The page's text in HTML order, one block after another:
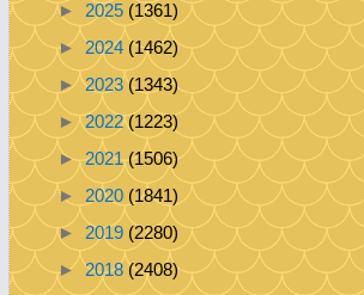
► 2025 (1361)
► 2024 (1462)
► 2023 (1343)
► 2022 (1223)
► 2021 (1506)
► 2020 (1841)
► 2019 (2280)
► 2018 (2408)